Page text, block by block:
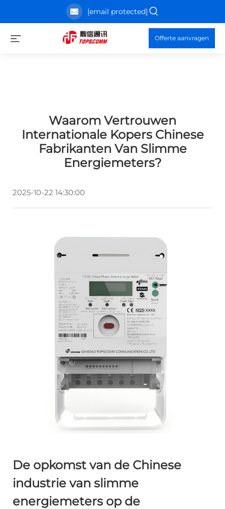
[email protected]
Offerte aanvragen
Waarom Vertrouwen
Internationale Kopers Chinese
Fabrikanten Van Slimme
Energiemeters?
2025-10-22 14:30:00
De opkomst van de Chinese
industrie van slimme
energiemeters op de